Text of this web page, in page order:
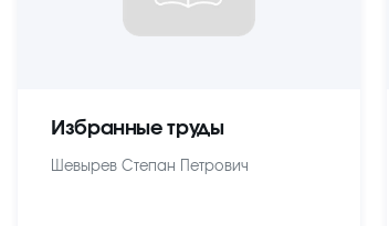
Избранные труды
Шевырев Степан Петрович